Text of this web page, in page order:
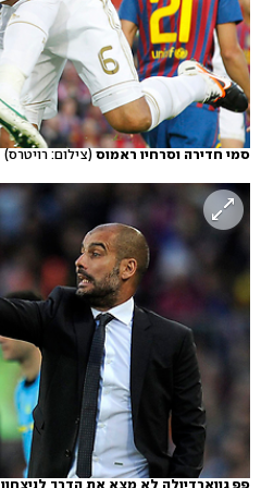
סמי חדירה וסרחיו ראמוס (צילום: רויטרס)
פפ גווארדיולה לא מצא את הדרך לניצחון